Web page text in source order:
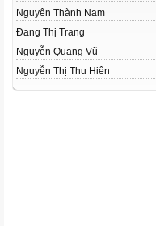
Nguyên Thành Nam
Đang Thị Trang
Nguyễn Quang Vũ
Nguyễn Thị Thu Hiên